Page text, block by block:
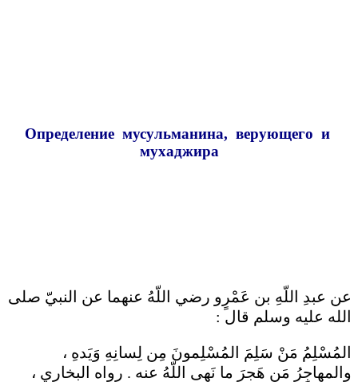
Определение мусульманина, верующего и
мухаджира
عن عبدِ اللّهِ بن عَمْرٍو رضي اللّهُ عنهما عن النبيّ صلى
الله عليه وسلم قال :
المُسْلِمُ مَنْ سَلِمَ المُسْلِمونَ مِن لِسانِهِ وَيَدهِ ،
والمهاجِرُ مَن هَجرَ ما نَهى اللّهُ عنه . رواه البخاري ،